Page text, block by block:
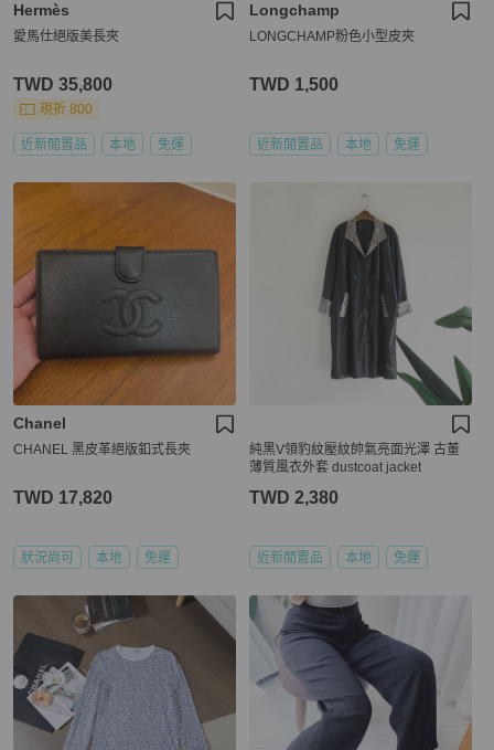
Hermès
愛馬仕絕版美長夾
TWD 35,800
現折 800
近新閒置品 本地 免運
Longchamp
LONGCHAMP粉色小型皮夾
TWD 1,500
近新閒置品 本地 免運
Chanel
CHANEL 黑皮革絕版釦式長夾
TWD 17,820
狀況尚可 本地 免運
純黑V領豹紋壓紋帥氣亮面光澤 古董
薄質風衣外套 dustcoat jacket
TWD 2,380
近新閒置品 本地 免運